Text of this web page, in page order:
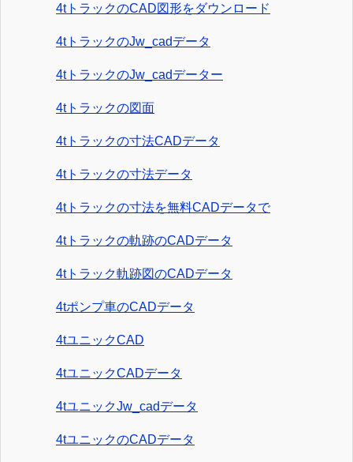
4tトラックのCAD図形をダウンロード
4tトラックのJw_cadデータ
4tトラックのJw_cadデーター
4tトラックの図面
4tトラックの寸法CADデータ
4tトラックの寸法データ
4tトラックの寸法を無料CADデータで
4tトラックの軌跡のCADデータ
4tトラック軌跡図のCADデータ
4tポンプ車のCADデータ
4tユニックCAD
4tユニックCADデータ
4tユニックJw_cadデータ
4tユニックのCADデータ